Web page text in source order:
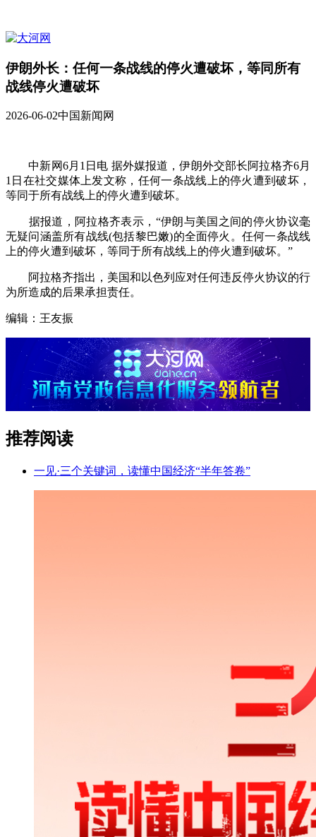
伊朗外长：任何一条战线的停火遭破坏，等同所有
战线停火遭破坏
2026-06-02中国新闻网
中新网6月1日电 据外媒报道，伊朗外交部长阿拉格齐6月
1日在社交媒体上发文称，任何一条战线上的停火遭到破坏，
等同于所有战线上的停火遭到破坏。
据报道，阿拉格齐表示，“伊朗与美国之间的停火协议毫
无疑问涵盖所有战线(包括黎巴嫩)的全面停火。任何一条战线
上的停火遭到破坏，等同于所有战线上的停火遭到破坏。”
阿拉格齐指出，美国和以色列应对任何违反停火协议的行
为所造成的后果承担责任。
编辑：王友振
推荐阅读
一见·三个关键词，读懂中国经济“半年答卷”